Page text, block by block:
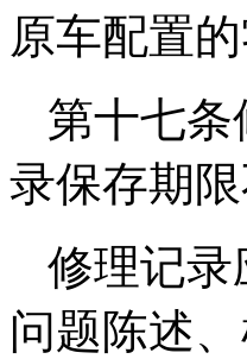
原车配置的
第十七
录保存期
修理记录
问题陈述